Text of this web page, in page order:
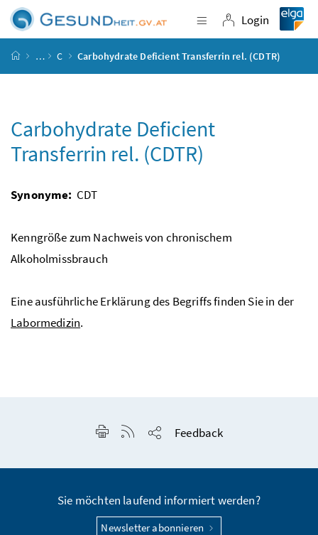
Zum Inhalt
Zum Hauptmenü
Zum Untermenü
Zur Suche
Navigation
Login
Login
Startseite
… C Carbohydrate Deficient Transferrin rel. (CDTR)
Carbohydrate Deficient
Transferrin rel. (CDTR)
Synonyme: CDT
Kenngröße zum Nachweis von chronischem
Alkoholmissbrauch
Eine ausführliche Erklärung des Begriffs finden Sie in der
Labormedizin.
Seite drucken
RSS-Feed anzeigen
Feedback
Sie möchten laufend informiert werden?
Newsletter abonnieren